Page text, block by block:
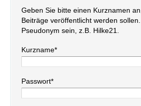
Geben Sie bitte einen Kurznamen
Beiträge veröffentlicht werden
Pseudonym sein, z.B. Hilke21.
Kurzname*
Passwort*